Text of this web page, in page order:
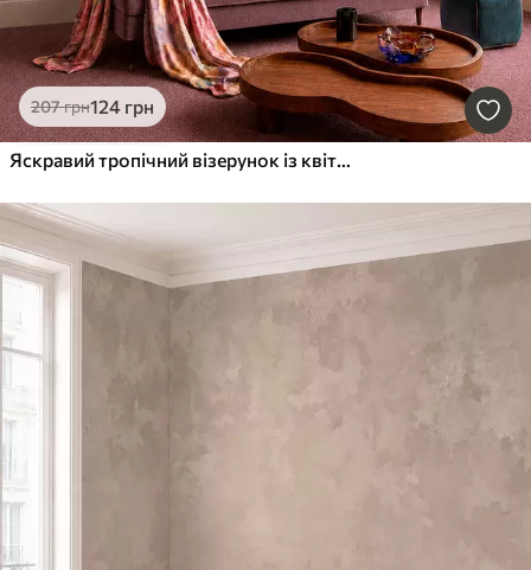
207грн124 грн
Яскравий тропічний візерунок із квітами, листям та барвистими фруктами